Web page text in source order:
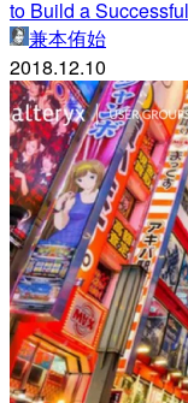
to Build a
兼本侑始
2018.12.10